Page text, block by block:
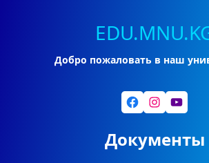
Добро пожаловать в наш
Facebook Instagram YouTube
Документы